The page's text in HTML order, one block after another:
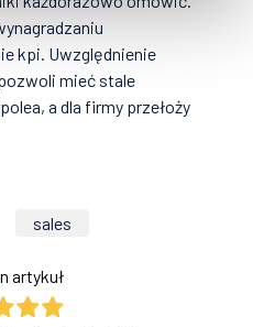
kpi. Uwzględnienie
mieć stale
a dla firmy przełoży
sales
artykuł